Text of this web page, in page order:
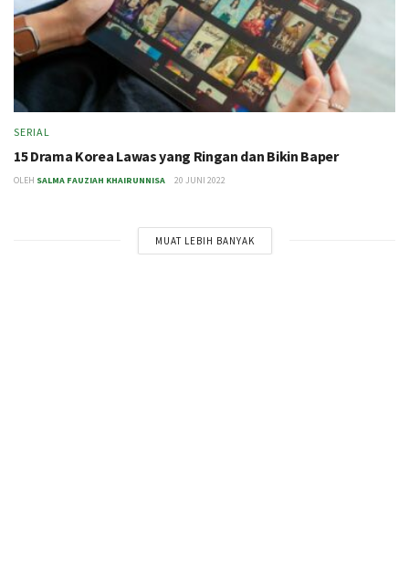
SERIAL
15 Drama Korea Lawas yang Ringan dan Bikin Baper
OLEH SALMA FAUZIAH KHAIRUNNISA 20 JUNI 2022
MUAT LEBIH BANYAK